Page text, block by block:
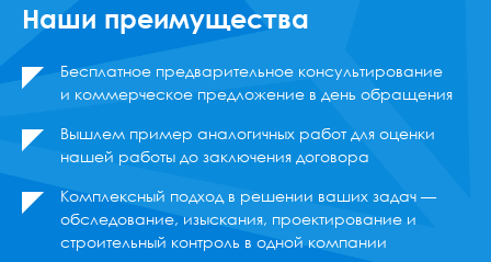
Наши преимущества
Бесплатное предварительное консультирование
и коммерческое предложение в день обращения
Вышлем пример аналогичных работ для оценки
нашей работы до заключения договора
Комплексный подход в решении ваших задач —
обследование, изыскания, проектирование и
строительный контроль в одной компании